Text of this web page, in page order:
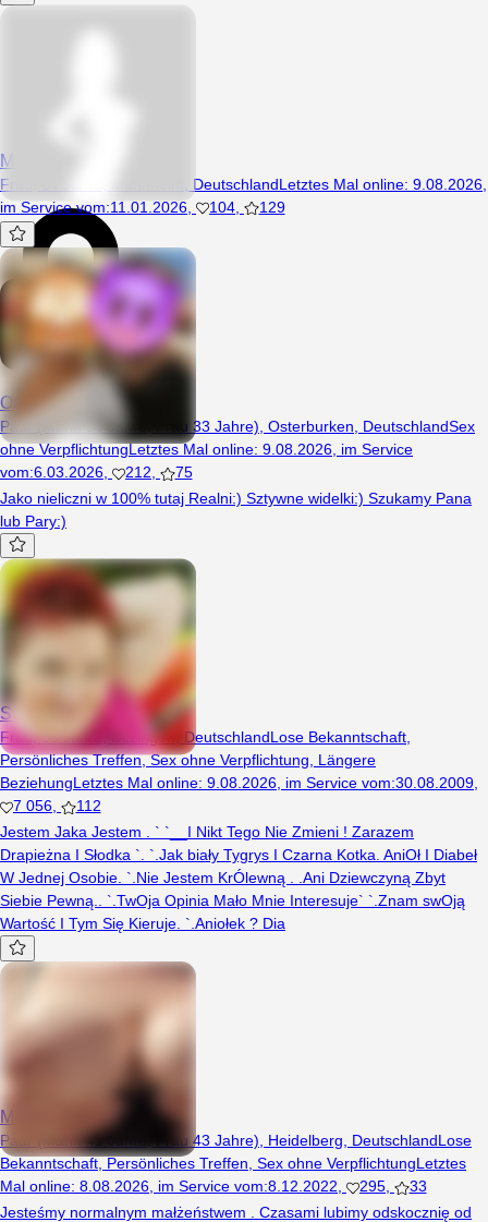
Martalubi
Frau, 34 Jahre, Mannheim, DeutschlandLetztes Mal online: 9.08.2026
im Service vom:11.01.2026 104 129
Oni93
Paar (Mann 33 Jahre, Frau 33 Jahre), Osterburken, DeutschlandSex
ohne VerpflichtungLetztes Mal online: 9.08.2026 im Service
vom:6.03.2026 212
75
Jako nieliczni w 100% tutaj Realni:) Sztywne widelki:) Szukamy Pana
lub Pary:)
SweetyKamila
Frau, 38 Jahre, Ditzingen, DeutschlandLose Bekanntschaft,
Persönliches Treffen,Sex ohne Verpflichtung, Längere
BeziehungLetztes Mal online: 9.08.2026, im Service vom:30.08.2009,
7 056,
112
Jestem Jaka Jestem . ` `__I Nikt Tego Nie Zmieni ! Zarazem
Drapieżna I Słodka `. `.Jak biały Tygrys I Czarna Kotka. AniOł I Diabeł
W Jednej Osobie. `.Nie Jestem KrÓlewną . .Ani Dziewczyną Zbyt
Siebie Pewną.. `.TwOja Opinia Mało Mnie Interesuje` `.Znam swOją
Wartość I Tym Się Kieruje. `.Aniołek ? Dia
Mojei
Paar (Mann 41 Jahre, Frau 43 Jahre), Heidelberg, DeutschlandLose
Bekanntschaft Persönliches Treffen Sex ohne VerpflichtungLetztes
Mal online: 8.08.2026 im Service vom:8.12.2022 295
33
Jesteśmy normalnym małżeństwem . Czasami lubimy odskocznię od